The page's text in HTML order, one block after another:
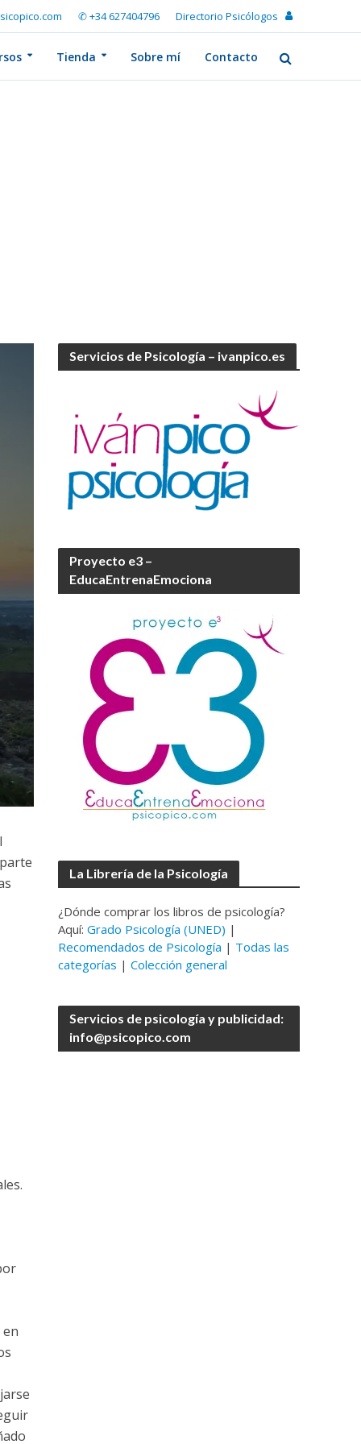
✆ +34 627404796 Directorio Psicólogos
Tienda Sobre mí Contacto
Servicios de Psicología – ivanpico.es
Proyecto e3 –
EducaEntrenaEmociona
La Librería de la Psicología
¿Dónde comprar los libros de psicología?
Aquí:Grado Psicología (UNED) |
Recomendados de Psicología | Todas las
categorías |Colección general
Servicios de psicología y publicidad:
info@psicopico.com